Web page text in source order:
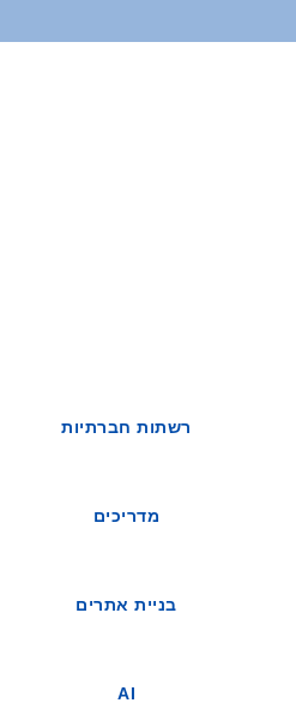
רשתות חברתיות
מדריכים
בניית אתרים
AI